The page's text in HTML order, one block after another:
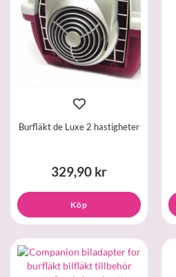
Burfläkt de Luxe 2 hastigheter
329,90 kr
Köp